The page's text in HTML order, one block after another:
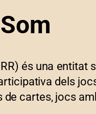
és una
dels
cartes, jocs